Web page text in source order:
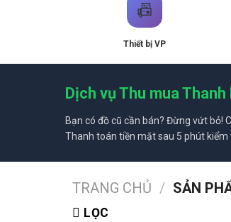
📠
Thiết bị VP
Dịch vụ Thu mua Thanh
Bạn có đồ cũ cần bán? Đừng vứt bỏ!
Thanh toán tiền mặt sau 5 phút kiểm
TRANG CHỦ / SẢN
LỌC